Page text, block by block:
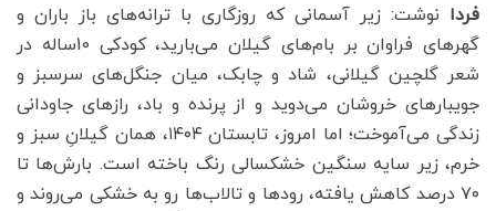
فردا نوشت: زیر آسمانی که روزگاری با ترانه‌های باز باران و
گهرهای فراوان بر بام‌های گیلان می‌بارید، کودکی 10ساله در
شعر گلچین گیلانی، شاد و چابک، میان جنگل‌های سرسبز و
جویبارهای خروشان می‌دوید و از پرنده و باد، رازهای جاودانی
زندگی می‌آموخت؛ اما امروز، تابستان ۱۴۰۴، همان گیلانِ سبز و
خرم، زیر سایه سنگین خشکسالی رنگ باخته است. بارش‌ها تا
۷۰ درصد کاهش یافته، رودها و تالاب‌ها رو به خشکی می‌روند و